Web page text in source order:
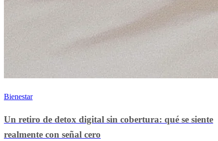
Bienestar
Un retiro de detox digital sin cobertura: qué se siente
realmente con señal cero